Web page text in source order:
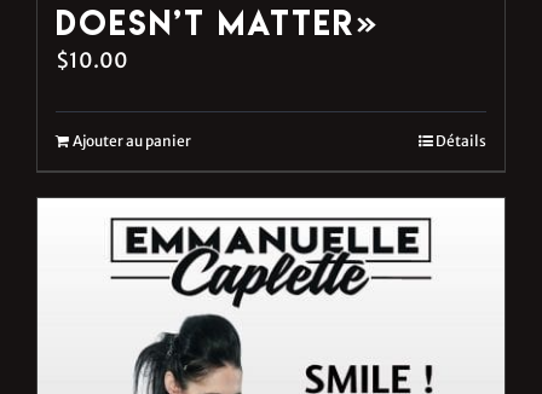
Doesn’t Matter»
$10.00
Ajouter au panier Détails